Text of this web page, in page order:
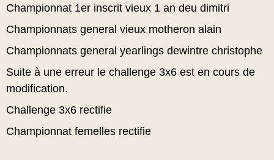
Championnat 1er inscrit vieux 1 an deu dimitri
Championnats general vieux motheron alain
Championnats general yearlings dewintre christophe
Suite à une erreur le challenge 3x6 est en cours de
modification.
Challenge 3x6 rectifie
Championnat femelles rectifie